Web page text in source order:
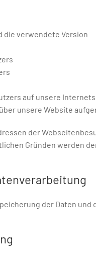
die verwendete Version
auf unsere
unsere Website
der
Gründen werden
der Daten und